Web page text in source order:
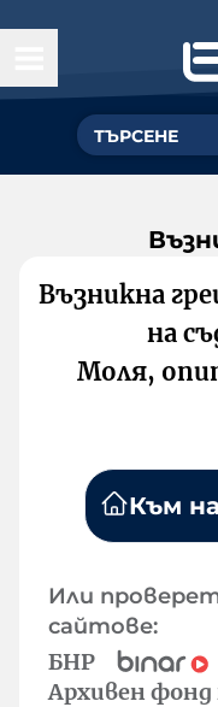
Възникна
на
Моля,
Към
Или
сайтове:
БНР
Архивен фонд